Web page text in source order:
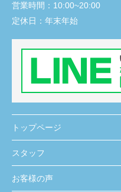
営業時間： 10:00~20:00
定休日： 年末年始
トップページ
スタッフ
お客様の声